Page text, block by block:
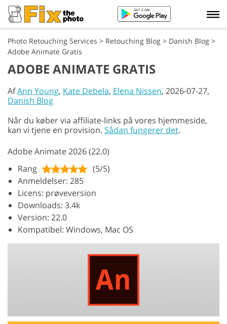
Photo Retouching Services > Retouching Blog > Danish Blog >
Adobe Animate Gratis
ADOBE ANIMATE GRATIS
AfAnn Young, Kate Debela, Elena Nissen, 2026-07-27,
Danish Blog
Når du køber via affiliate-links på vores hjemmeside,
kan vi tjene en provision. Sådan fungerer det.
Adobe Animate 2026 (22.0)
Rang
(5/5)
Anmeldelser: 285
Licens: prøveversion
Downloads: 3.4k
Version: 22.0
Kompatibel: Windows, Mac OS